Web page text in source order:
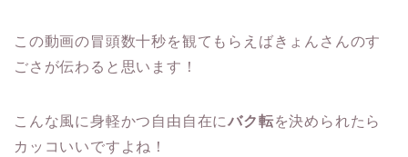
この動画の冒頭数十秒を観てもらえばきょんさんのす
ごさが伝わると思います！
こんな風に身軽かつ自由自在にバク転を決められたら
カッコいいですよね！